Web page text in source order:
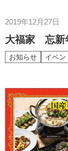
2019年12月27日
大福家 忘新
お知らせ イベン